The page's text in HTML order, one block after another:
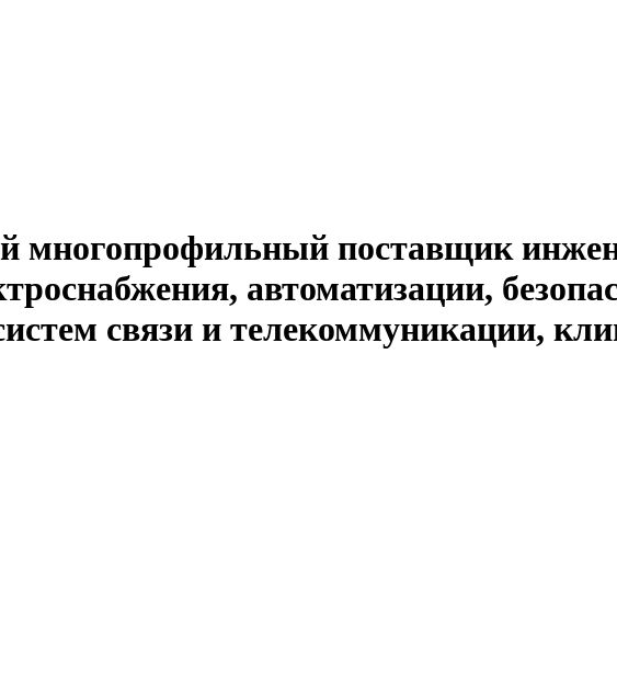
многопрофильный поставщик
автоматизации,
связи и телекоммуникации,